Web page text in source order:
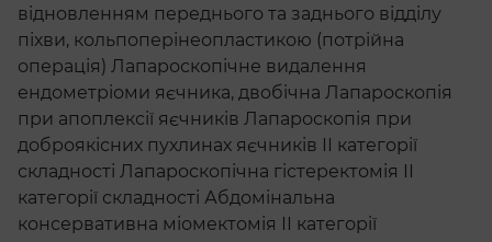
відновленням переднього та заднього відділу
піхви, кольпоперінеопластикою (потрійна
операція) Лапароскопічне видалення
ендометріоми яєчника, двобічна Лапароскопія
при апоплексії яєчників Лапароскопія при
доброякісних пухлинах яєчників ІІ категорії
складності Лапароскопічна гістеректомія ІІ
категорії складності Абдомінальна
консервативна міомектомія ІІ категорії